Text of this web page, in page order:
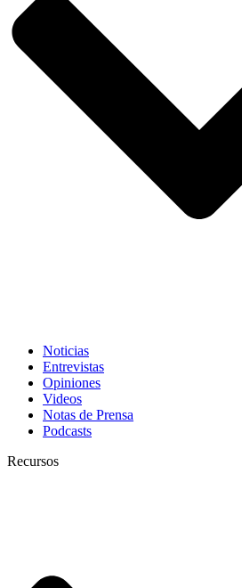
Noticias
Entrevistas
Opiniones
Videos
Notas de Prensa
Podcasts
Recursos